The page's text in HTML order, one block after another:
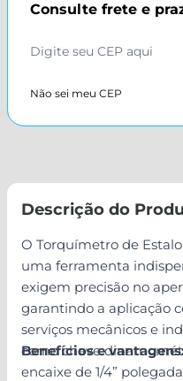
Consulte frete e
Não sei meu CEP
Descrição do
O Torquímetro de Estalo
uma ferramenta
exigem precisão no
garantindo a aplicação
serviços mecânicos e
como chave
encaixe de 1/4”
Benefícios e